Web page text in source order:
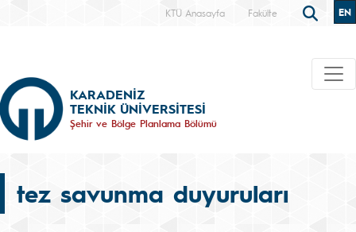
KTÜ Anasayfa Fakülte EN
KARADENİZ
TEKNİK ÜNİVERSİTESİ
Şehir ve Bölge Planlama Bölümü
tez savunma duyuruları